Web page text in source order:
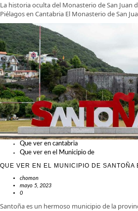
La historia oculta del Monasterio de San Juan
Piélagos en Cantabria El Monasterio de San
Que ver en cantabria
Que ver en el Municipio de
QUE VER EN EL MUNICIPIO DE SANTOÑA
chomon
mayo 5, 2023
0
Santoña es un hermoso municipio de la